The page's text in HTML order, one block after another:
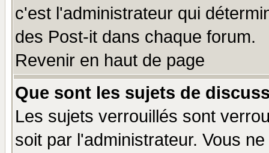
c'est l'administrateur qui
des Post-it dans chaque forum.
Revenir en haut de page
Que sont les sujets de
Les sujets verrouillés sont
soit par l'administrateur. Vous